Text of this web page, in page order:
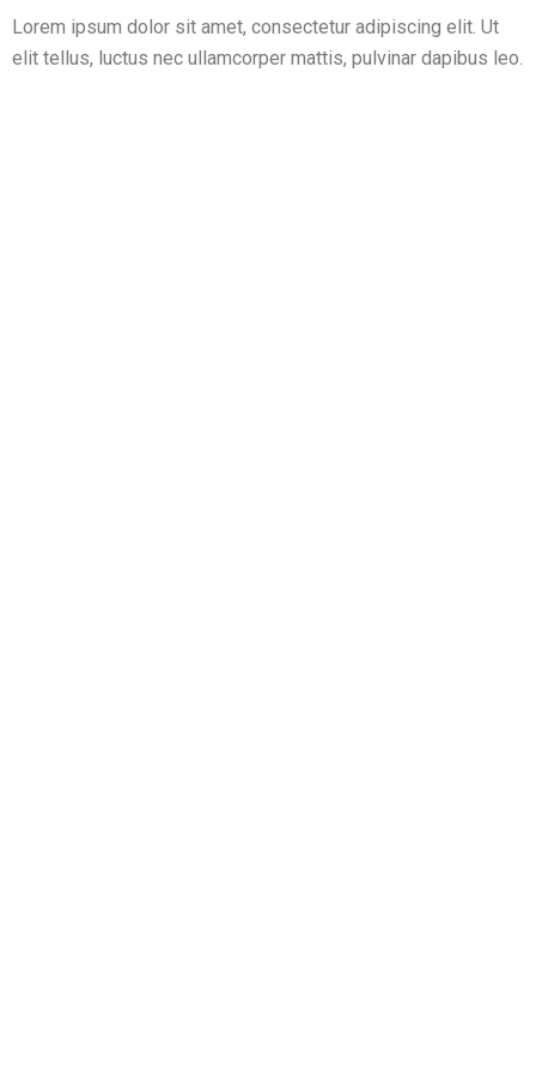
Lorem ipsum dolor sit amet, consectetur adipiscing elit. Ut
elit tellus, luctus nec ullamcorper mattis, pulvinar dapibus leo.